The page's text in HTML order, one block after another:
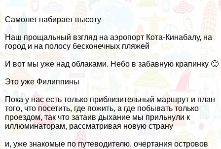
Самолет набирает высоту
Наш прощальный взгляд на аэропорт Кота-Кинабалу, на
город и на полосу бесконечных пляжей
И вот мы уже над облаками. Небо в забавную крапинку 🙂
Это уже Филиппины
Пока у нас есть только приблизительный маршрут и план
того, что посетить, где пожить, а где побывать только
проездом, так что затаив дыхание мы прильнули к
иллюминаторам, рассматривая новую страну
и, уже знакомые по путеводителю, очертания островов